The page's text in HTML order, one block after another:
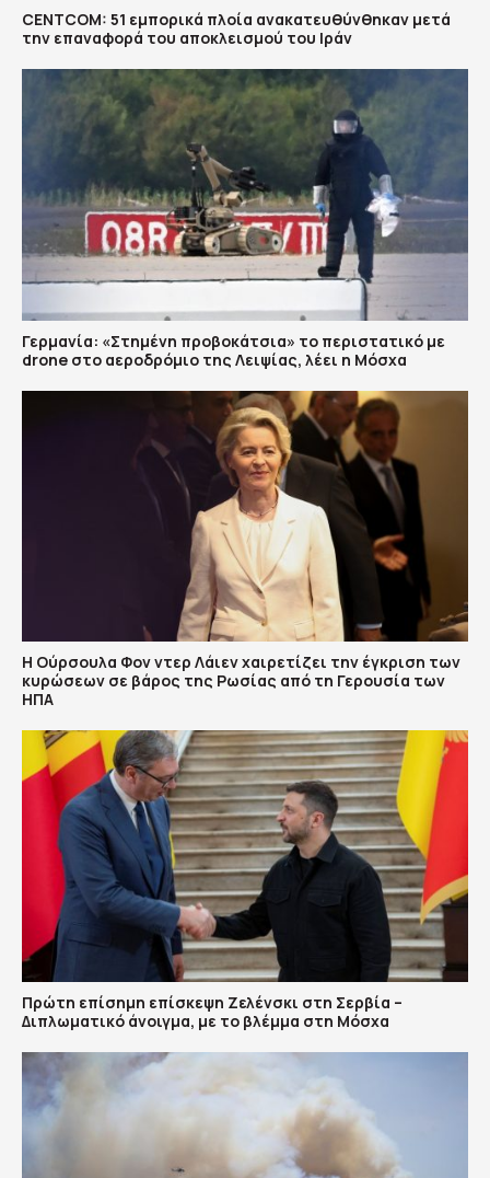
CENTCOM: 51 εμπορικά πλοία ανακατευθύνθηκαν μετά
την επαναφορά του αποκλεισμού του Ιράν
Γερμανία: «Στημένη προβοκάτσια» το περιστατικό με
drone στο αεροδρόμιο της Λειψίας, λέει η Μόσχα
Η Ούρσουλα Φον ντερ Λάιεν χαιρετίζει την έγκριση των
κυρώσεων σε βάρος της Ρωσίας από τη Γερουσία των
ΗΠΑ
Πρώτη επίσημη επίσκεψη Ζελένσκι στη Σερβία –
Διπλωματικό άνοιγμα, με το βλέμμα στη Μόσχα